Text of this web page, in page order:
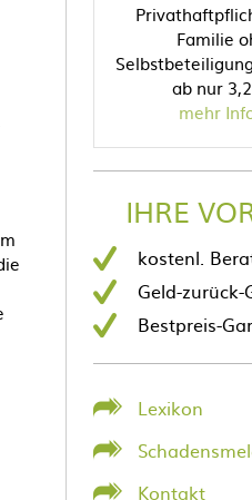
Familie
ab nur
mehr
IHRE
kostenl.
Geld-zurück-
Bestpreis-
Lexikon
Kontakt